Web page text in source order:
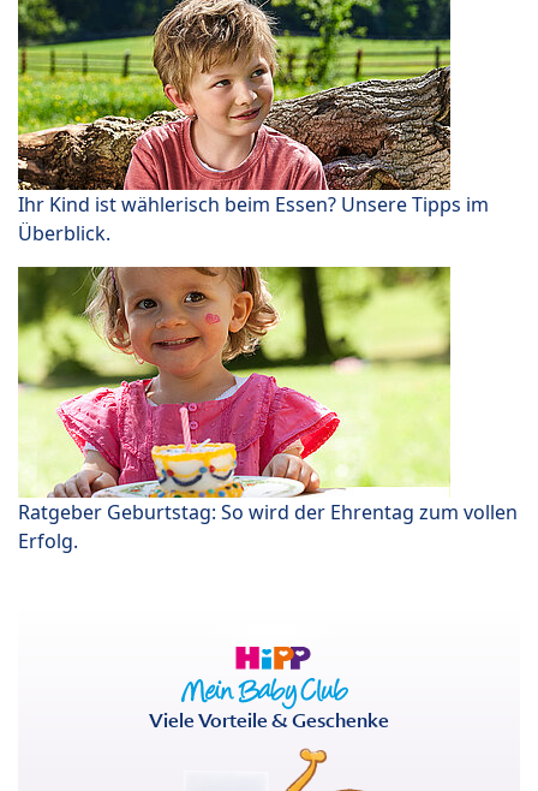
Ihr Kind ist wählerisch beim Essen? Unsere Tipps im
Überblick.
Ratgeber Geburtstag: So wird der Ehrentag zum vollen
Erfolg.
Viele Vorteile & Geschenke